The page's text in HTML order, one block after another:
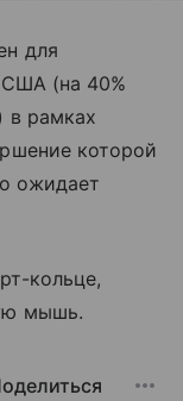
для
США (на 40%
в рамках
которой
ожидает
кольце,
мышь.